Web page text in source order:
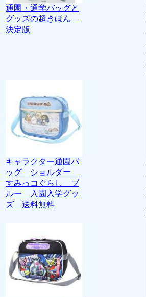
通園・通学バッグと
グッズの超きほん
決定版
キャラクター通園バ
ッグ ショルダー
すみっコぐらし ブ
ルー 入園入学グッ
ズ 送料無料